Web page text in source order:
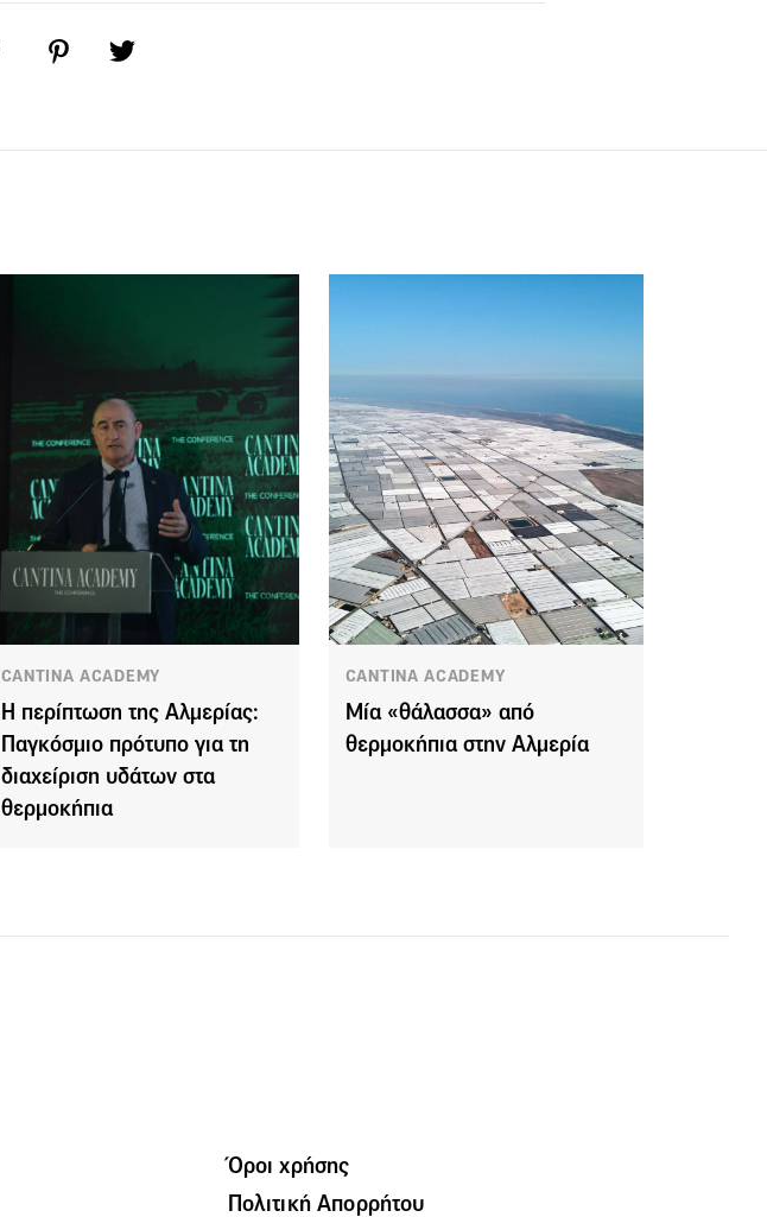
CANTINA ACADEMY
Η περίπτωση της Αλμερίας:
Παγκόσμιο πρότυπο για τη
διαχείριση υδάτων στα
θερμοκήπια
CANTINA ACADEMY
Mία «θάλασσα» από
θερμοκήπια στην Αλμερία
Όροι χρήσης
Πολιτική Απορρήτου